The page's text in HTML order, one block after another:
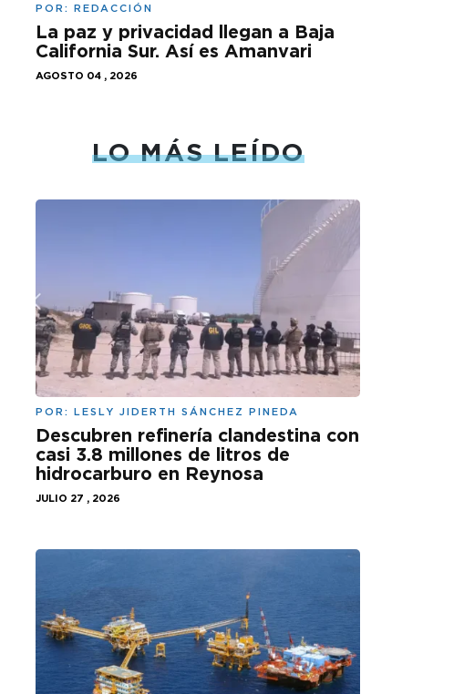
POR: REDACCIÓN
La paz y privacidad llegan a Baja
California Sur. Así es Amanvari
AGOSTO 04 , 2026
LO MÁS LEÍDO
POR: LESLY JIDERTH SÁNCHEZ PINEDA
Descubren refinería clandestina con
casi 3.8 millones de litros de
hidrocarburo en Reynosa
JULIO 27 , 2026